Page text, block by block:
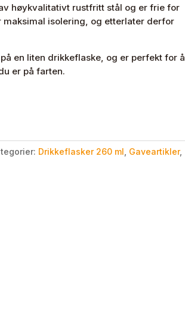
høykvalitativt rustfritt stål og er frie for
maksimal isolering, og etterlater derfor
en liten drikkeflaske, og er perfekt for å
er på farten.
Drikkeflasker 260 ml Gaveartikler,